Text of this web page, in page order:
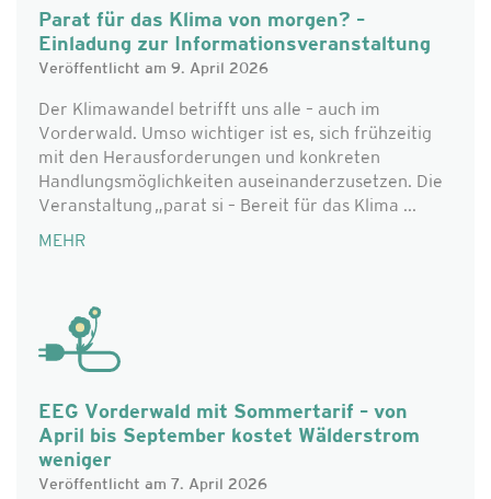
Parat für das Klima von morgen? –
Einladung zur Informationsveranstaltung
Veröffentlicht am 9. April 2026
Der Klimawandel betrifft uns alle – auch im
Vorderwald. Umso wichtiger ist es, sich frühzeitig
mit den Herausforderungen und konkreten
Handlungsmöglichkeiten auseinanderzusetzen. Die
Veranstaltung „parat si – Bereit für das Klima ...
MEHR
EEG Vorderwald mit Sommertarif – von
April bis September kostet Wälderstrom
weniger
Veröffentlicht am 7. April 2026